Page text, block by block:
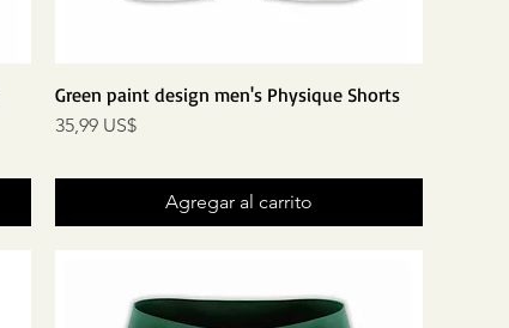
Green paint design men's Physique Shorts
Precio
35,99 US$
Agregar al carrito